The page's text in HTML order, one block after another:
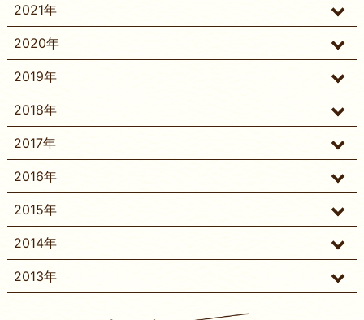
2021年
2020年
2019年
2018年
2017年
2016年
2015年
2014年
2013年